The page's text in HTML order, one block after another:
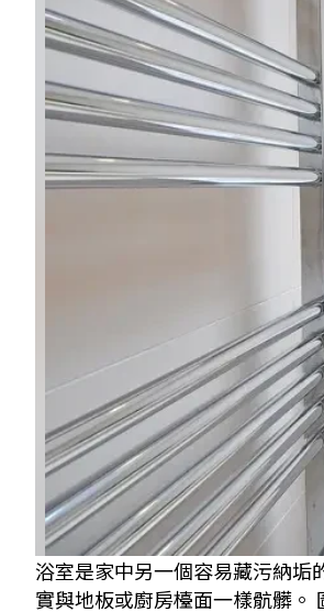
浴室是家中另一個容易藏污納垢
實與地板或廚房檯面一樣骯髒